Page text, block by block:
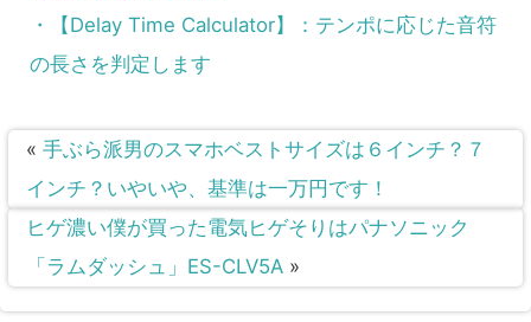
・【Delay Time Calculator】：テンポに応じた音符
の長さを判定します
« 手ぶら派男のスマホベストサイズは６インチ？７
インチ？いやいや、基準は一万円です！
ヒゲ濃い僕が買った電気ヒゲそりはパナソニック
「ラムダッシュ」ES-CLV5A »